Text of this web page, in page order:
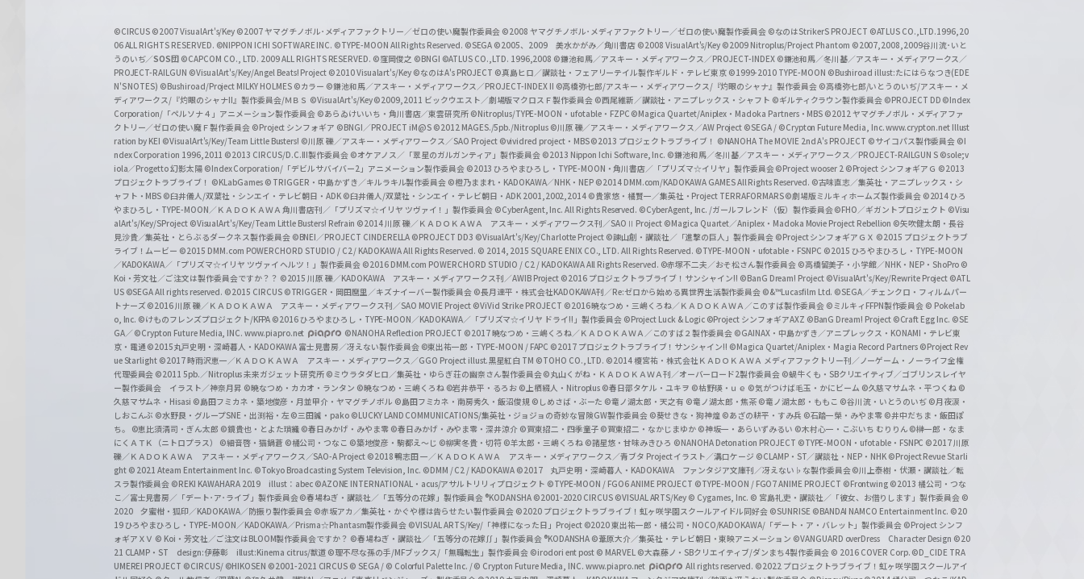
c
h
w
a
r
z
b
e
O
f
f
i
c
i
a
l
C
h
a
n
n
e
l
©CIRCUS ©2007 VisualArt's/Key ©2007 ヤマグチノボル･メディアファクトリー／ゼロの使い魔製作委員会 ©2008 ヤマグチノボル･メディアファクトリー／ゼロの使い魔製作委員会 ©なのはStrikerS PROJECT ©ATLUS CO.,LTD.1996,20
06 ALL RIGHTS RESERVED. ©NIPPON ICHI SOFTWARE INC. ©TYPE-MOON All Rights Reserved. ©SEGA ©2005、2009 美水かがみ／角川書店 ©2008 VisualArt's/Key ©2009 Nitroplus/Project Phantom ©2007,2008,2009谷川流･いと
うのいぢ／SOS団 ©CAPCOM CO., LTD. 2009 ALL RIGHTS RESERVED. ©窪岡俊之 ©BNGI ©ATLUS CO.,LTD. 1996,2008 ©鎌池和馬／アスキー・メディアワークス／PROJECT-INDEX ©鎌池和馬／冬川基／アスキー・メディアワークス／
PROJECT-RAILGUN ©VisualArt's/Key/Angel Beats! Project ©2010 Visualart's/Key ©なのはA's PROJECT ©真島ヒロ／講談社・フェアリーテイル製作ギルド・テレビ東京 ©1999-2010 TYPE-MOON ©Bushiroad illust:たにはらなつき(EDE
N'S NOTES) ©Bushiroad/Project MILKY HOLMES ©カラー ©鎌池和馬／アスキー・メディアワークス／PROJECT-INDEX II ©高橋弥七郎/アスキー・メディアワークス/『灼眼のシャナ』製作委員会 ©高橋弥七郎/いとうのいぢ/アスキー・メ
ディアワークス/『灼眼のシャナII』製作委員会/ＭＢＳ ©VisualArt's/Key©2009,2011 ビックウエスト／劇場版マクロスＦ製作委員会 ©西尾維新／講談社・アニプレックス・シャフト ©ギルティクラウン製作委員会 ©PROJECT DD ©Index
Corporation/「ペルソナ４」アニメーション製作委員会 ©あらゐけいいち・角川書店／東雲研究所 ©Nitroplus/TYPE-MOON・ufotable・FZPC ©Magica Quartet/Aniplex・Madoka Partners・MBS ©2012 ヤマグチノボル・メディアファ
クトリー／ゼロの使い魔Ｆ製作委員会 ©Project シンフォギア ©BNGI／PROJECT iM@S ©2012 MAGES./5pb./Nitroplus ©川原 礫／アスキー・メディアワークス／AW Project ©SEGA / ©Crypton Future Media, Inc. www.crypton.net Illust
ration by KEI ©VisualArt's/Key/Team Little Busters! ©川原 礫／アスキー・メディアワークス／SAO Project ©vividred project・MBS ©2013 プロジェクトラブライブ！ ©NANOHA The MOVIE 2nd A's PROJECT ©サイコパス製作委員会 ©I
ndex Corporation 1996,2011 ©2013 CIRCUS/D.C.III製作委員会 ©オケアノス／「翠星のガルガンティア」製作委員会 ©2013 Nippon Ichi Software, Inc. ©鎌池和馬／冬川基／アスキー・メディアワークス／PROJECT-RAILGUN S ©sole;v
iola／Progetto 幻影太陽 ©Index Corporation/「デビルサバイバー2」アニメーション製作委員会 ©2013 ひろやまひろし・TYPE-MOON・角川書店／「プリズマ☆イリヤ」製作委員会©Project wooser 2 ©Project シンフォギアＧ ©2013
プロジェクトラブライブ！ ©KLabGames © TRIGGER・中島かずき／キルラキル製作委員会 ©橙乃ままれ・KADOKAWA／NHK・NEP ©2014 DMM.com/KADOKAWA GAMES All Rights Reserved. ©古味直志／集英社・アニプレックス・シ
ャフト・MBS ©臼井儀人/双葉社・シンエイ・テレビ朝日・ADK ©臼井儀人/双葉社・シンエイ・テレビ朝日・ADK 2001,2002,2014 ©貴家悠・橘賢一／集英社・Project TERRAFORMARS©劇場版ミルキィホームズ製作委員会 ©2014 ひろ
やまひろし・TYPE-MOON／ＫＡＤＯＫＡＷＡ 角川書店刊／「プリズマ☆イリヤ ツヴァイ！」製作委員会 ©CyberAgent, Inc. All Rights Reserved. ©CyberAgent, Inc. /ガールフレンド（仮）製作委員会©FHO／ギガントプロジェクト ©Visu
alArt's/Key/SProject ©VisualArt's/Key/Team Little Busters! Refrain ©2014 川原 礫／ＫＡＤＯＫＡＷＡ アスキー・メディアワークス刊／SAOⅡ Project ©Magica Quartet／Aniplex・Madoka Movie Project Rebellion ©矢吹健太朗・長谷
見沙貴／集英社・とらぶるダークネス製作委員会 ©BNEI／PROJECT CINDERELLA ©PROJECT DD3 ©VisualArt's/Key/Charlotte Project ©諫山創・講談社／「進撃の巨人」製作委員会 ©Project シンフォギアＧＸ ©2015 プロジェクトラブ
ライブ！ムービー ©2015 DMM.com POWERCHORD STUDIO / C2 / KADOKAWA All Rights Reserved. © 2014, 2015 SQUARE ENIX CO., LTD. All Rights Reserved. ©TYPE-MOON・ufotable・FSNPC ©2015 ひろやまひろし・TYPE-MOON
／KADOKAWA／「プリズマ☆イリヤ ツヴァイ ヘルツ！」製作委員会 ©2016 DMM.com POWERCHORD STUDIO / C2 / KADOKAWA All Rights Reserved. ©赤塚不二夫／おそ松さん製作委員会 ©高橋留美子・小学館／NHK・NEP・ShoPro ©
Koi・芳文社／ご注文は製作委員会ですか？？ ©2015 川原 礫／KADOKAWA アスキー・メディアワークス刊／AWIB Project ©2016 プロジェクトラブライブ！サンシャイン!! ©BanG Dream! Project ©VisualArt's/Key/Rewrite Project ©ATL
US ©SEGA All rights reserved. ©2015 CIRCUS ©TRIGGER・岡田麿里／キズナイーバー製作委員会 ©長月達平・株式会社KADOKAWA刊／Re:ゼロから始める異世界生活製作委員会 ©&™Lucasfilm Ltd. ©SEGA／チェンクロ・フィルムパー
トナーズ©2016 川原 礫／ＫＡＤＯＫＡＷＡ アスキー・メディアワークス刊／SAO MOVIE Project ©ViVid Strike PROJECT ©2016 暁なつめ・三嶋くろね／ＫＡＤＯＫＡＷＡ／このすば製作委員会 ©ミルキィFFPN製作委員会 © Pokelab
o, Inc. ©けものフレンズプロジェクト/KFPA ©2016 ひろやまひろし・TYPE-MOON／KADOKAWA／「プリズマ☆イリヤ ドライ!!」製作委員会 ©Project Luck & Logic ©Project シンフォギアAXZ ©BanG Dream! Project ©Craft Egg Inc. ©SE
GA／ ©Crypton Future Media, INC. www.piapro.net
©NANOHA Reflection PROJECT ©2017 暁なつめ・三嶋くろね／ＫＡＤＯＫＡＷＡ／このすば２製作委員会 ©GAINAX・中島かずき／アニプレックス・KONAMI・テレビ東
京・電通 ©2015丸戸史明・深崎暮人・KADOKAWA 富士見書房／冴えない製作委員会 ©東出祐一郎・TYPE-MOON / FAPC ©2017 プロジェクトラブライブ！サンシャイン!! ©Magica Quartet/Aniplex・Magia Record Partners ©Project Rev
ue Starlight ©2017 時雨沢恵一／ＫＡＤＯＫＡＷＡ アスキー・メディアワークス／GGO Project illust.黒星紅白 TM ©TOHO CO., LTD. ©2014 榎宮祐・株式会社ＫＡＤＯＫＡＷＡ メディアファクトリー刊／ノーゲーム・ノーライフ全権
代理委員会 ©2011 5pb.／Nitroplus 未来ガジェット研究所 ©ミウラタダヒロ／集英社・ゆらぎ荘の幽奈さん製作委員会©丸山くがね・ＫＡＤＯＫＡＷＡ刊／オーバーロード2製作委員会 ©蝸牛くも・SBクリエイティブ／ゴブリンスレイヤ
ー製作委員会 イラスト／神奈月昇 ©暁なつめ・カカオ・ランタン ©暁なつめ・三嶋くろね ©岩井恭平・るろお ©上栖綴人・Nitroplus ©春日部タケル・ユキヲ ©枯野瑛・ｕｅ ©気がつけば毛玉・かにビーム ©久慈マサムネ・平つくね ©
久慈マサムネ・Hisasi ©島田フミカネ・築地俊彦・月並甲介・ヤマグチノボル ©島田フミカネ・南房秀久・飯沼俊規 ©しめさば・ぶーた ©竜ノ湖太郎・天之有 ©竜ノ湖太郎・焦茶 ©竜ノ湖太郎・ももこ ©谷川流・いとうのいぢ ©月夜涙・
しおこんぶ ©水野良・グループSNE・出渕裕・左 ©三田誠・pako ©LUCKY LAND COMMUNICATIONS/集英社・ジョジョの奇妙な冒険GW製作委員会 ©葵せきな・狗神煌 ©あざの耕平・すみ兵 ©石踏一榮・みやま零 ©井中だちま・飯田ぽ
ち。
©恵比須清司・ぎん太郎 ©鏡貴也・とよた瑣織 ©春日みかげ・みやま零 ©春日みかげ・みやま零・深井涼介 ©賀東招二・四季童子 ©賀東招二・なかじまゆか ©神坂一・あらいずみるい ©木村心一・こぶいち むりりん ©榊一郎・なま
にくＡＴＫ（ニトロプラス） ©細音啓・猫鍋蒼 ©橘公司・つなこ ©築地俊彦・駒都え～じ ©柳実冬貴・切符 ©羊太郎・三嶋くろね ©諸星悠・甘味みきひろ ©NANOHA Detonation PROJECT ©TYPE-MOON・ufotable・FSNPC ©2017 川原
礫／ＫＡＤＯＫＡＷＡ アスキー・メディアワークス／SAO-A Project ©2018 鴨志田 一／ＫＡＤＯＫＡＷＡ アスキー・メディアワークス／青ブタ Project イラスト／溝口ケージ ©CLAMP・ST／講談社・NEP・NHK ©Project Revue Starli
ght © 2021 Ateam Entertainment Inc. ©Tokyo Broadcasting System Television, Inc. ©DMM / C2 / KADOKAWA ©2017 丸戸史明・深崎暮人・KADOKAWA ファンタジア文庫刊／冴えない♭な製作委員会©川上泰樹・伏瀬・講談社／転
スラ製作委員会 ©REKI KAWAHARA 2019 illust：abec ©AZONE INTERNATIONAL・acus/アサルトリリィプロジェクト ©TYPE-MOON / FGO6 ANIME PROJECT ©TYPE-MOON / FGO7 ANIME PROJECT ©Frontwing ©2013 橘公司・つな
こ／富士見書房／「デート･ア･ライブ」製作委員会©春場ねぎ・講談社／「五等分の花嫁」製作委員会 ®KODANSHA ©2001-2020 CIRCUS ©VISUAL ARTS/Key © Cygames, Inc. © 宮島礼吏・講談社／「彼女、お借りします」製作委員会 ©
2020 夕蜜柑・狐印／KADOKAWA／防振り製作委員会 ©赤坂アカ／集英社・かぐや様は告らせたい製作委員会 ©2020 プロジェクトラブライブ！虹ヶ咲学園スクールアイドル同好会 ©SUNRISE ©BANDAI NAMCO Entertainment Inc. ©20
19 ひろやまひろし・TYPE-MOON／KADOKAWA／Prisma☆Phantasm製作委員会 ©VISUAL ARTS/Key/「神様になった日」Project ©2020 東出祐一郎・橘公司・NOCO/KADOKAWA/「デート・ア・バレット」製作委員会 ©Project シンフ
ォギアＸＶ © Koi・芳文社／ご注文はBLOOM製作委員会ですか？ ©春場ねぎ・講談社／「五等分の花嫁∬」製作委員会 ®KODANSHA ©葦原大介／集英社・テレビ朝日・東映アニメーション ©VANGUARD overDress Character Design ©20
21 CLAMP・ST design:伊藤彰 illust:Kinema citrus/獣道 ©理不尽な孫の手/MFブックス/「無職転生」製作委員会 ©irodori ent post © MARVEL ©大森藤ノ・SBクリエイティブ/ダンまち4製作委員会 © 2016 COVER Corp. ©D_CIDE TRA
UMEREI PROJECT ©CIRCUS/ ©HIKOSEN ©2001-2021 CIRCUS © SEGA / © Colorful Palette Inc. / © Crypton Future Media, INC. www.piapro.net All rights reserved. ©2022 プロジェクトラブライブ！虹ヶ咲学園スクールアイ